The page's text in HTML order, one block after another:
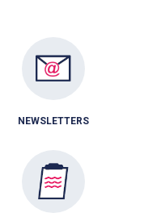
NEWSLETTERS